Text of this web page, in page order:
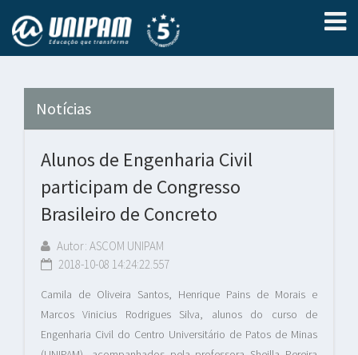
Notícias
Alunos de Engenharia Civil
participam de Congresso
Brasileiro de Concreto
Autor: ASCOM UNIPAM
2018-10-08 14:24:22.557
Camila de Oliveira Santos, Henrique Pains de Morais e
Marcos Vinicius Rodrigues Silva, alunos do curso de
Engenharia Civil do Centro Universitário de Patos de Minas